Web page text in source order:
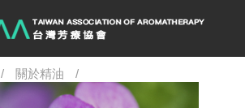
關於精油